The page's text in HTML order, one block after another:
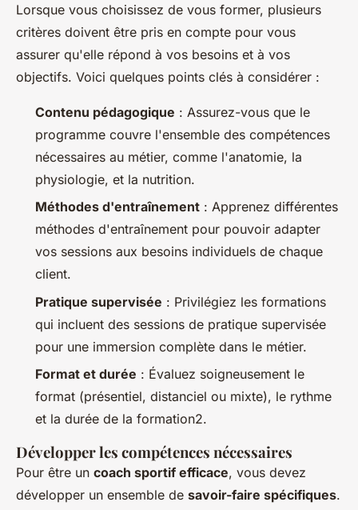
Lorsque vous choisissez de vous former, plusieurs
critères doivent être pris en compte pour vous
assurer qu'elle répond à vos besoins et à vos
objectifs. Voici quelques points clés à considérer :
Contenu pédagogique : Assurez-vous que le
programme couvre l'ensemble des compétences
nécessaires au métier, comme l'anatomie, la
physiologie, et la nutrition.
Méthodes d'entraînement : Apprenez différentes
méthodes d'entraînement pour pouvoir adapter
vos sessions aux besoins individuels de chaque
client.
Pratique supervisée : Privilégiez les formations
qui incluent des sessions de pratique supervisée
pour une immersion complète dans le métier.
Format et durée : Évaluez soigneusement le
format (présentiel, distanciel ou mixte), le rythme
et la durée de la formation2.
Développer les compétences nécessaires
Pour être un coach sportif efficace, vous devez
développer un ensemble de savoir-faire spécifiques.